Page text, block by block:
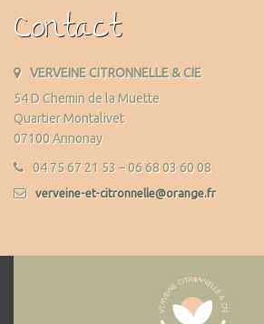
Contact
VERVEINE CITRONNELLE & CIE
54 D Chemin de la Muette
Quartier Montalivet
07100 Annonay
04 75 67 21 53 – 06 68 03 60 08
verveine-et-citronnelle@orange.fr